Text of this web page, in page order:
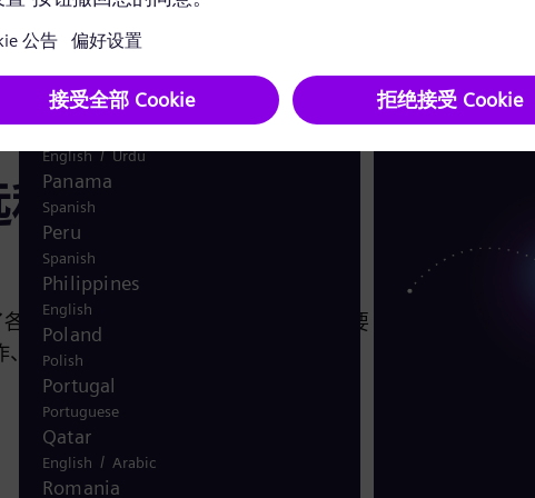
诊断服务
行业和应用对涡轮压缩机日益增长的要
防止运行干扰和意外停机以及执行预
Norway
Norwegian /English
Oman
English/Arabic
Pakistan
English/Urdu
Panama
Spanish
Peru
Spanish
Philippines
English
Poland
Polish
Portugal
Portuguese
Qatar
English / Arabic
Romania